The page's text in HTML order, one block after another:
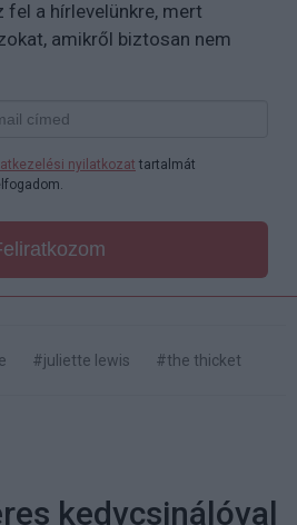
a hírlevelünkre, mert
amikről biztosan nem
nyilatkozat tartalmát
#juliette lewis #the thicket
kedvcsinálóval